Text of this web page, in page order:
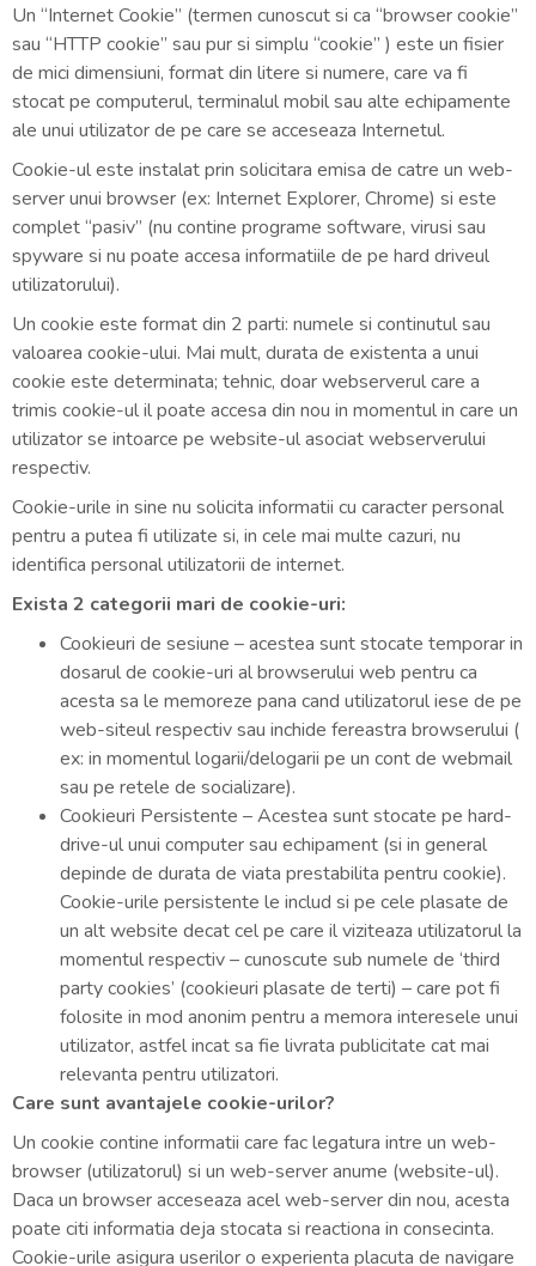
Un “Internet Cookie” (termen cunoscut si ca “browser cookie”
sau “HTTP cookie” sau pur si simplu “cookie” ) este un fisier
de mici dimensiuni, format din litere si numere, care va fi
stocat pe computerul, terminalul mobil sau alte echipamente
ale unui utilizator de pe care se acceseaza Internetul.
Cookie-ul este instalat prin solicitara emisa de catre un web-
server unui browser (ex: Internet Explorer, Chrome) si este
complet “pasiv” (nu contine programe software, virusi sau
spyware si nu poate accesa informatiile de pe hard driveul
utilizatorului).
Un cookie este format din 2 parti: numele si continutul sau
valoarea cookie-ului. Mai mult, durata de existenta a unui
cookie este determinata; tehnic, doar webserverul care a
trimis cookie-ul il poate accesa din nou in momentul in care un
utilizator se intoarce pe website-ul asociat webserverului
respectiv.
Cookie-urile in sine nu solicita informatii cu caracter personal
pentru a putea fi utilizate si, in cele mai multe cazuri, nu
identifica personal utilizatorii de internet.
Exista 2 categorii mari de cookie-uri:
Cookieuri de sesiune – acestea sunt stocate temporar in
dosarul de cookie-uri al browserului web pentru ca
acesta sa le memoreze pana cand utilizatorul iese de pe
web-siteul respectiv sau inchide fereastra browserului (
ex: in momentul logarii/delogarii pe un cont de webmail
sau pe retele de socializare).
Cookieuri Persistente – Acestea sunt stocate pe hard-
drive-ul unui computer sau echipament (si in general
depinde de durata de viata prestabilita pentru cookie).
Cookie-urile persistente le includ si pe cele plasate de
un alt website decat cel pe care il viziteaza utilizatorul la
momentul respectiv – cunoscute sub numele de ‘third
party cookies’ (cookieuri plasate de terti) – care pot fi
folosite in mod anonim pentru a memora interesele unui
utilizator, astfel incat sa fie livrata publicitate cat mai
relevanta pentru utilizatori.
Care sunt avantajele cookie-urilor?
Un cookie contine informatii care fac legatura intre un web-
browser (utilizatorul) si un web-server anume (website-ul).
Daca un browser acceseaza acel web-server din nou, acesta
poate citi informatia deja stocata si reactiona in consecinta.
Cookie-urile asigura userilor o experienta placuta de navigare